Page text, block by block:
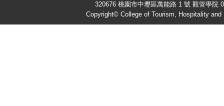
320676 桃園市中壢區萬能路 1 號 觀管學院
Copyright© College of Tourism, Hospitality